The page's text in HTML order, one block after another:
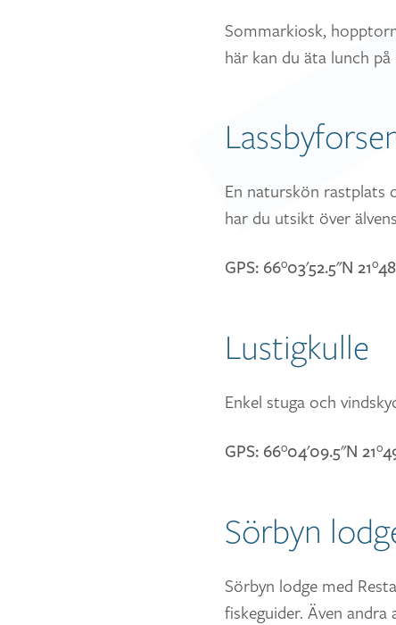
Sommarkiosk,
här kan du äta lunch på
En naturskön rastplats
har du utsikt över
GPS: 66°03'52.5"N
Lustigkulle
Enkel stuga och
GPS: 66°04'09.5"N
Sörbyn
Sörbyn lodge med
fiskeguider. Även